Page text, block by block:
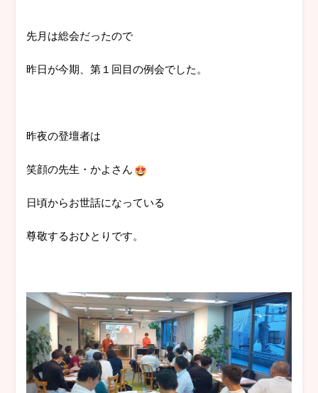
先月は総会だったので
昨日が今期、第１回目の例会でした。
昨夜の登壇者は
笑顔の先生・かよさん
日頃からお世話になっている
尊敬するおひとりです。